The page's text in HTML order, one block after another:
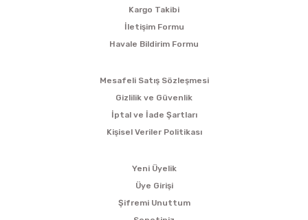
Kargo Takibi
İletişim Formu
Havale Bildirim Formu
Mesafeli Satış Sözleşmesi
Gizlilik ve Güvenlik
İptal ve İade Şartları
Kişisel Veriler Politikası
Yeni Üyelik
Üye Girişi
Şifremi Unuttum